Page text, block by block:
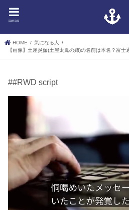
menu
HOME
気になる人
【画像】土屋炎伽(土屋太鳳の姉)の名前は本名？富士
##RWD script